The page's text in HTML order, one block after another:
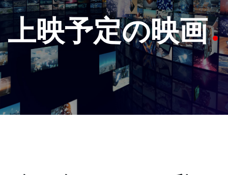
上映予定の映画